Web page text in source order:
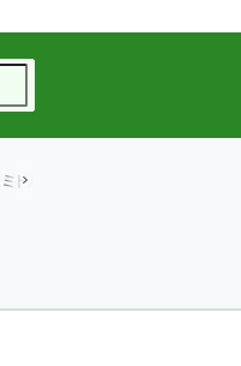
ミドルウェア